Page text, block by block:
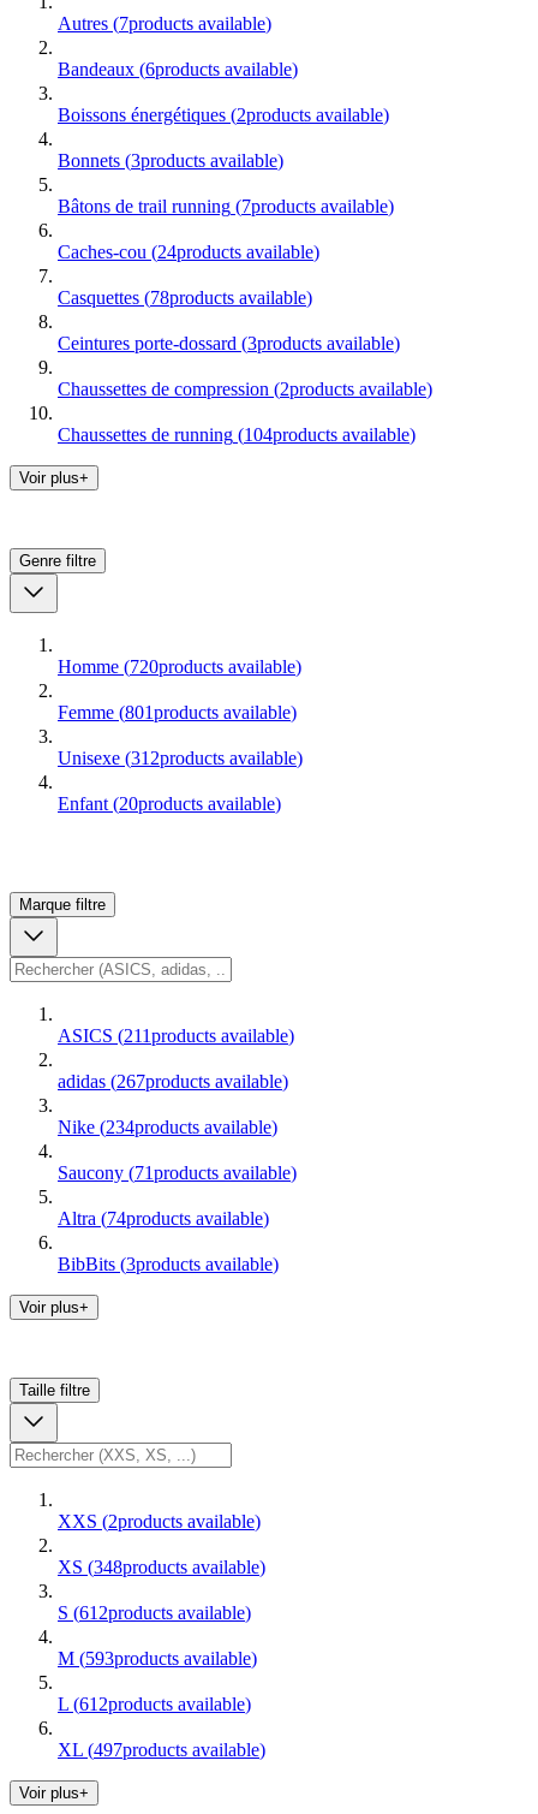
Autres (7products available)
Bandeaux (6products available)
Boissons énergétiques (2products available)
Bonnets (3products available)
Bâtons de trail running (7products available)
Caches-cou (24products available)
Casquettes (78products available)
Ceintures porte-dossard (3products available)
Chaussettes de compression (2products available)
Chaussettes de running (104products available)
Voir plus+
Genre filtre
Homme (720products available)
Femme (801products available)
Unisexe (312products available)
Enfant (20products available)
Marque filtre
ASICS (211products available)
adidas (267products available)
Nike (234products available)
Saucony (71products available)
Altra (74products available)
BibBits (3products available)
Voir plus+
Taille filtre
XXS (2products available)
XS (348products available)
S (612products available)
M (593products available)
L (612products available)
XL (497products available)
Voir plus+